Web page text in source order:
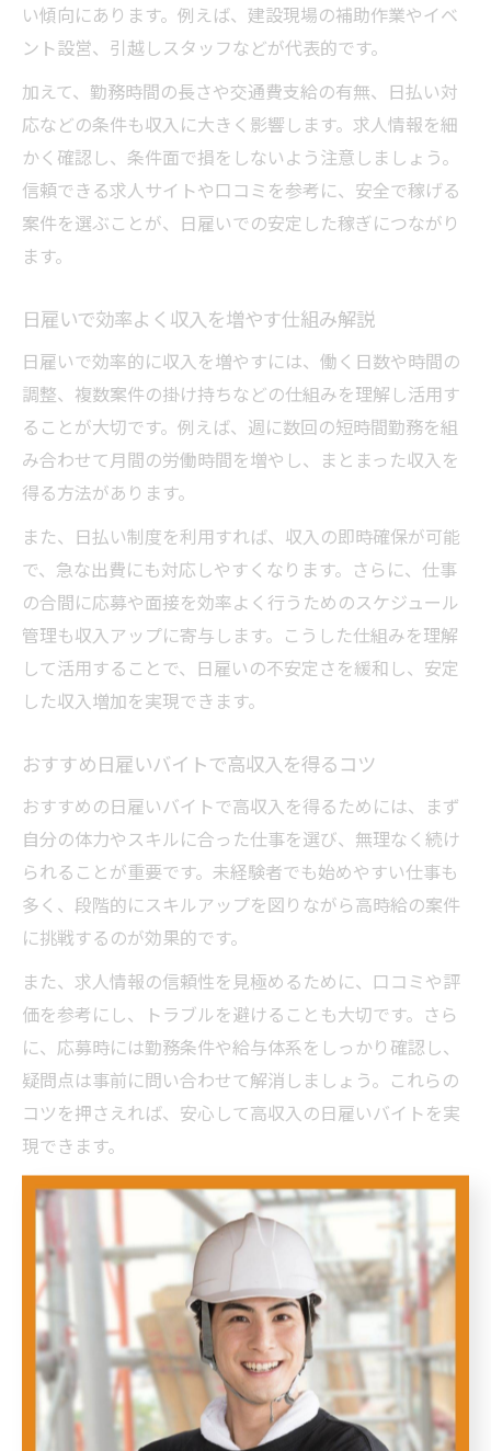
い傾向にあります。例えば、建設現場の補助作業やイベ
ント設営、引越しスタッフなどが代表的です。
加えて、勤務時間の長さや交通費支給の有無、日払い対
応などの条件も収入に大きく影響します。求人情報を細
かく確認し、条件面で損をしないよう注意しましょう。
信頼できる求人サイトや口コミを参考に、安全で稼げる
案件を選ぶことが、日雇いでの安定した稼ぎにつながり
ます。
日雇いで効率よく収入を増やす仕組み解説
日雇いで効率的に収入を増やすには、働く日数や時間の
調整、複数案件の掛け持ちなどの仕組みを理解し活用す
ることが大切です。例えば、週に数回の短時間勤務を組
み合わせて月間の労働時間を増やし、まとまった収入を
得る方法があります。
また、日払い制度を利用すれば、収入の即時確保が可能
で、急な出費にも対応しやすくなります。さらに、仕事
の合間に応募や面接を効率よく行うためのスケジュール
管理も収入アップに寄与します。こうした仕組みを理解
して活用することで、日雇いの不安定さを緩和し、安定
した収入増加を実現できます。
おすすめ日雇いバイトで高収入を得るコツ
おすすめの日雇いバイトで高収入を得るためには、まず
自分の体力やスキルに合った仕事を選び、無理なく続け
られることが重要です。未経験者でも始めやすい仕事も
多く、段階的にスキルアップを図りながら高時給の案件
に挑戦するのが効果的です。
また、求人情報の信頼性を見極めるために、口コミや評
価を参考にし、トラブルを避けることも大切です。さら
に、応募時には勤務条件や給与体系をしっかり確認し、
疑問点は事前に問い合わせて解消しましょう。これらの
コツを押さえれば、安心して高収入の日雇いバイトを実
現できます。
初めてでも不安なく挑める日雇い
術
日雇い未経験者が安心して始める方法
日雇い未経験者が安心して始めるためには、まず信頼で